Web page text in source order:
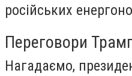
російських
Переговори
Нагадаємо,